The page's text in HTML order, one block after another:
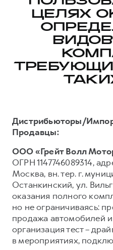
F7
от 2 899 000 ₽
от 3 449 000 ₽
Тест-драйв
Трейд-ин
КРЕДИТ И
Кредитный калькулятор
Для малого бизнеса
Корпоративным
Крупным
Система управления
Сервис для
HAVAL Лизинг
СЕРВИСНОЕ
Нулевое ТО
Программа «Помощь
Регламенты
Электронный ПТС
GWM Безопасность
Гарантия HAVAL
Мобильное
Программа «HAVAL
Руководства по
Подписки
АКСЕССУАРЫ
О дилере
Наша команда
ЦЕЛЯХ
ВИДОВ
Дистрибьюторы/
Продавцы:
ООО «Грейт Волл
ОГРН 1147746089314,
Москва, вн. тер. г.
Останкинский, ул.
оказания полного
но не ограничиваясь:
продажа автомобилей
организация тест –
в мероприятиях,